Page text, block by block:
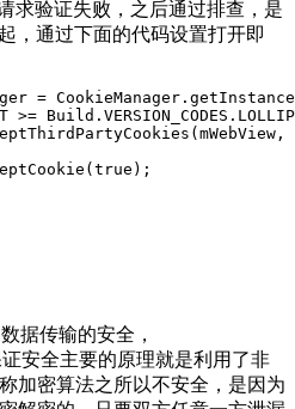
求验证失败，之后通过排查，是
，通过下面的代码设置打开即
=
据传输的安全，
安全主要的原理就是利用了非
加密算法之所以不安全，是因为